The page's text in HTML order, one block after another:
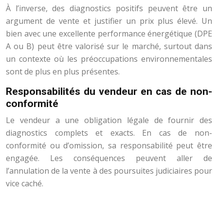
À l’inverse, des diagnostics positifs peuvent être un
argument de vente et justifier un prix plus élevé. Un
bien avec une excellente performance énergétique (DPE
A ou B) peut être valorisé sur le marché, surtout dans
un contexte où les préoccupations environnementales
sont de plus en plus présentes.
Responsabilités du vendeur en cas de non-
conformité
Le vendeur a une obligation légale de fournir des
diagnostics complets et exacts. En cas de non-
conformité ou d’omission, sa responsabilité peut être
engagée. Les conséquences peuvent aller de
l’annulation de la vente à des poursuites judiciaires pour
vice caché.